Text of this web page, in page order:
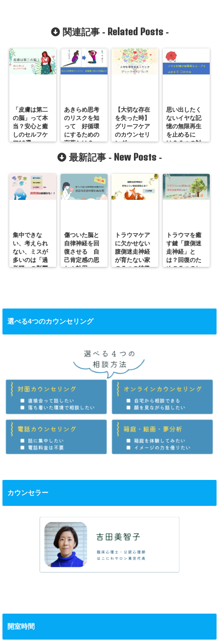
関連記事 - Related Posts-
「皮膚は第二
の脳」って本
当？安心と癒
しのセルフケ
ア10選
あきらめ思考
のリスクを知
って 好循環
にするための
言葉とは？
【大切な存在
を失った時】
グリーフケア
のカウンセリ
ング
思い出したく
ないイヤな記
憶の無限再生
を止めるに
は？６つの対
最新記事 - New Posts -
集中できな
い、考えられ
ない、ミスが
多いのは「過
覚醒」の影響
傷ついた脳と
自律神経を回
復させる 自
己肯定感の思
わぬ効用
トラウマケア
に欠かせない
腹側迷走神経
が育たない家
の５つの特徴
トラウマを癒
す鍵「腹側迷
走神経」と
は？回復のた
めの５つのヒ
選べる4つのカウンセリング
カウンセラー
開室時間